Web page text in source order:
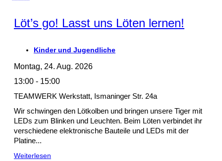
Löt’s go! Lasst uns Löten lernen!
Kinder und Jugendliche
Montag, 24. Aug. 2026
13:00 - 15:00
TEAMWERK Werkstatt, Ismaninger Str. 24a
Wir schwingen den Lötkolben und bringen unsere Tiger mit
LEDs zum Blinken und Leuchten. Beim Löten verbindet ihr
verschiedene elektronische Bauteile und LEDs mit der
Platine...
Weiterlesen